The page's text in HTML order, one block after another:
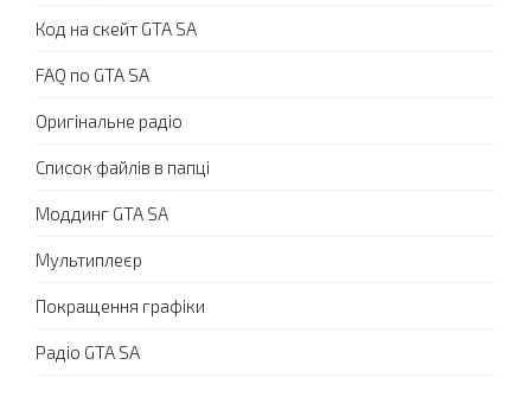
Код на скейт GTA SA
FAQ по GTA SA
Оригінальне радіо
Список файлів в папці
Моддинг GTA SA
Мультиплеєр
Покращення графіки
Радіо GTA SA